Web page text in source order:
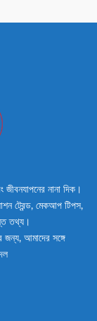
নানা দিক।
ট্রেন্ড, মেকআপ টিপস,
তথ্য।
জন্য, আমাদের সঙ্গে